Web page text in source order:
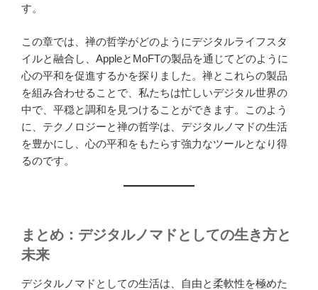
す。
この章では、禅の哲学がどのようにデジタルライフスタ
イルと融合し、AppleとMoFTの製品を通じてどのように
心の平和を促進するかを探りました。禅とこれらの製品
を組み合わせることで、私たちは忙しいデジタル世界の
中で、平穏と調和を見つけることができます。このよう
に、テクノロジーと禅の哲学は、デジタルノマドの生活
を豊かにし、心の平和をもたらす強力なツールとなり得
るのです。
まとめ：デジタルノマドとしての生き方と
未来
デジタルノマドとしての生活は、自由と柔軟性を極めた